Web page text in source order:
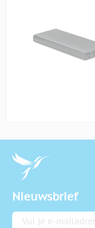
Nieuwsbrief
E-mailadres